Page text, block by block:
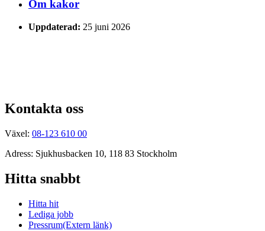
Om kakor
Uppdaterad: 25 juni 2026
Kontakta oss
Växel: 08-123 610 00
Adress: Sjukhusbacken 10, 118 83 Stockholm
Hitta snabbt
Hitta hit
Lediga jobb
Pressrum(Extern länk)